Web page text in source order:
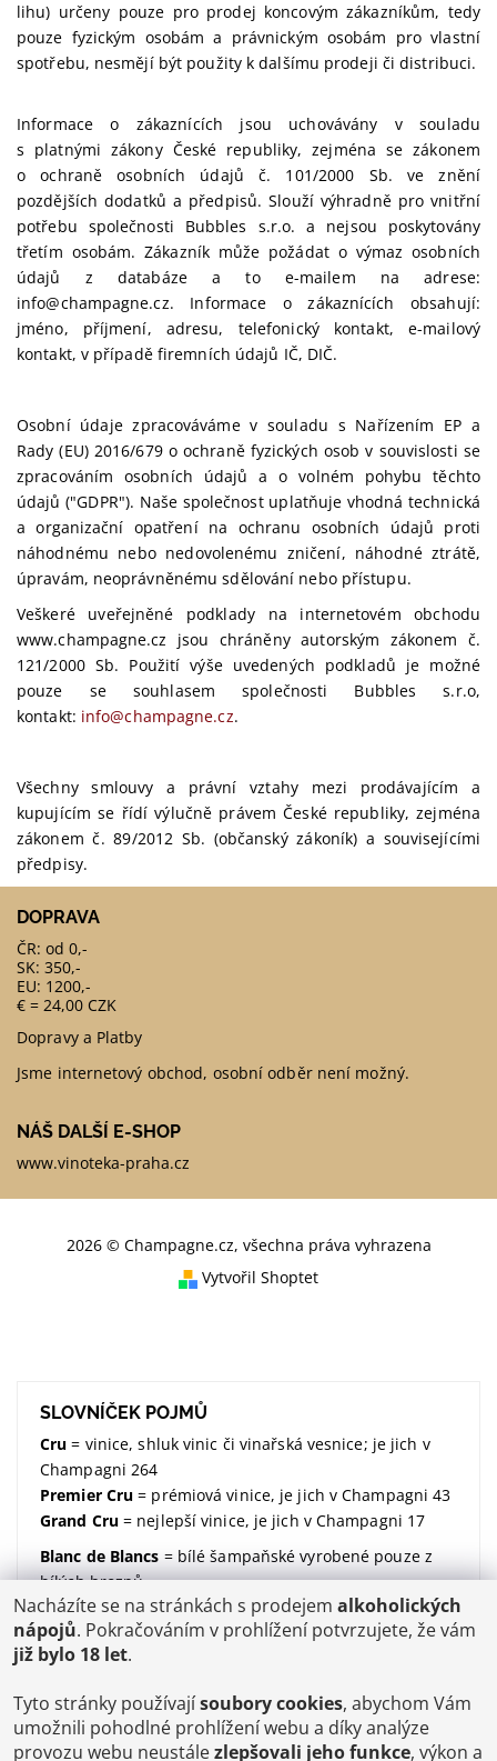
lihu) určeny pouze pro prodej koncovým zákazníkům, tedy
pouze fyzickým osobám a právnickým osobám pro vlastní
spotřebu, nesmějí být použity k dalšímu prodeji či distribuci.
Informace o zákaznících jsou uchovávány v souladu
s platnými zákony České republiky, zejména se zákonem
o ochraně osobních údajů č. 101/2000 Sb. ve znění
pozdějších dodatků a předpisů. Slouží výhradně pro vnitřní
potřebu společnosti Bubbles s.r.o. a nejsou poskytovány
třetím osobám. Zákazník může požádat o výmaz osobních
údajů z databáze a to e-mailem na adrese:
info@champagne.cz. Informace o zákaznících obsahují:
jméno, příjmení, adresu, telefonický kontakt, e-mailový
kontakt, v případě firemních údajů IČ, DIČ.
Osobní údaje zpracováváme v souladu s Nařízením EP a
Rady (EU) 2016/679 o ochraně fyzických osob v souvislosti se
zpracováním osobních údajů a o volném pohybu těchto
údajů ("GDPR"). Naše společnost uplatňuje vhodná technická
a organizační opatření na ochranu osobních údajů proti
náhodnému nebo nedovolenému zničení, náhodné ztrátě,
úpravám, neoprávněnému sdělování nebo přístupu.
Veškeré uveřejněné podklady na internetovém obchodu
www.champagne.cz jsou chráněny autorským zákonem č.
121/2000 Sb. Použití výše uvedených podkladů je možné
pouze se souhlasem společnosti Bubbles s.r.o,
kontakt: info@champagne.cz.
Všechny smlouvy a právní vztahy mezi prodávajícím a
kupujícím se řídí výlučně právem České republiky, zejména
zákonem č. 89/2012 Sb. (občanský zákoník) a souvisejícími
předpisy.
DOPRAVA
ČR: od 0,-
SK: 350,-
EU: 1200,-
€ = 24,00 CZK
Dopravy a Platby
Jsme internetový obchod, osobní odběr není možný.
NÁŠ DALŠÍ E-SHOP
www.vinoteka-praha.cz
2026 © Champagne.cz, všechna práva vyhrazena
Vytvořil Shoptet
SLOVNÍČEK POJMŮ
Cru = vinice, shluk vinic či vinařská vesnice; je jich v
Champagni 264
Premier Cru = prémiová vinice, je jich v Champagni 43
Grand Cru= nejlepší vinice, je jich v Champagni 17
Blanc de Blancs = bílé šampaňské vyrobené pouze z
bílých hroznů
Blanc de Noirs= bílé šampaňské vyrobené pouze z
modrých hroznů
dosáž / dosage / dávkování
cukru (udávané v gramech na litr)
Brut= suchý; značí kolik dodaného cukru v sobě
šampaňské má; více zde
Nacházíte se na stránkách s prodejem alkoholických
nápojů. Pokračováním v prohlížení potvrzujete, že vám
již bylo 18 let.
Tyto stránky používajísoubory cookies, abychom Vám
umožnili pohodlné prohlížení webu a díky analýze
provozu webu neustálezlepšovali jeho funkce, výkon a